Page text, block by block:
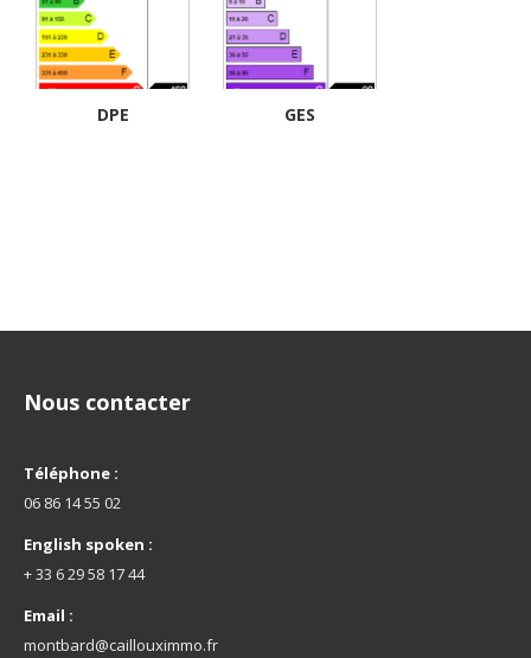
DPE GES
Nous contacter
Téléphone :
06 86 14 55 02
English spoken :
+ 33 6 29 58 17 44
Email :
montbard@caillouximmo.fr